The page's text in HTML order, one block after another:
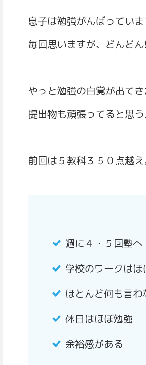
息子は勉強がんばっていま
毎回思いますが、どんど
やっと勉強の自覚が出てき
提出物も頑張ってると思う
前回は５教科３５０点越
週に４・５回塾へ
学校のワークは
ほとんど何も言わ
休日はほぼ勉強
余裕感がある